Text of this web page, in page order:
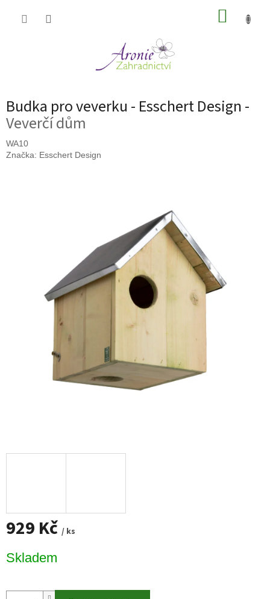
Budka pro veverku - Esschert Design -
Veverčí dům
WA10
Značka: Esschert Design
929 Kč / ks
cena:
Skladem